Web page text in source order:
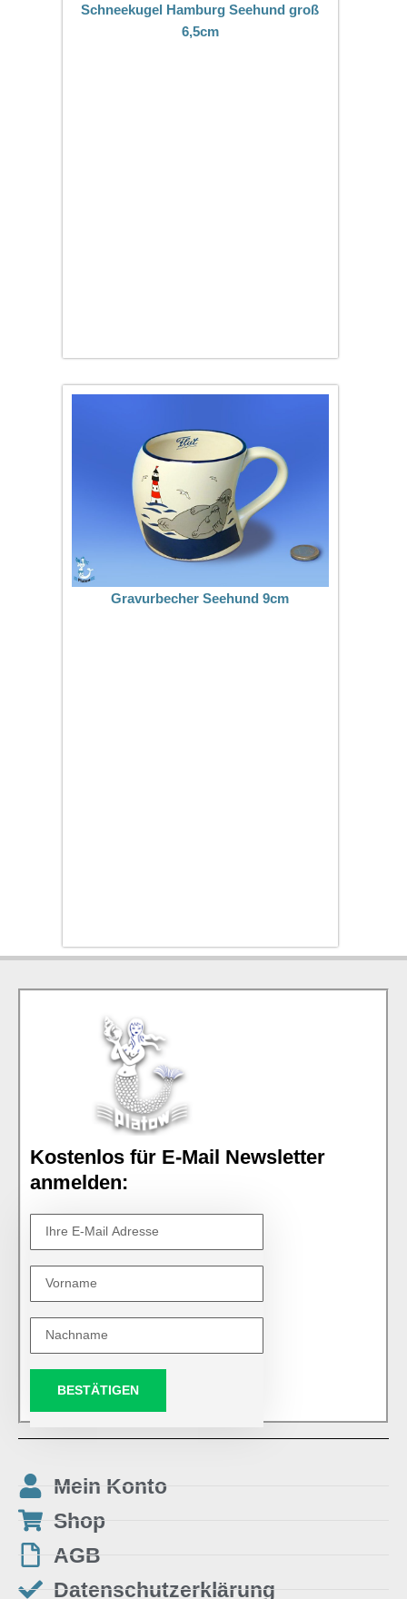
Schneekugel Hamburg Seehund groß
6,5cm
Gravurbecher Seehund 9cm
Kostenlos für E-Mail Newsletter
anmelden:
BESTÄTIGEN
Mein Konto
Shop
AGB
Datenschutzerklärung